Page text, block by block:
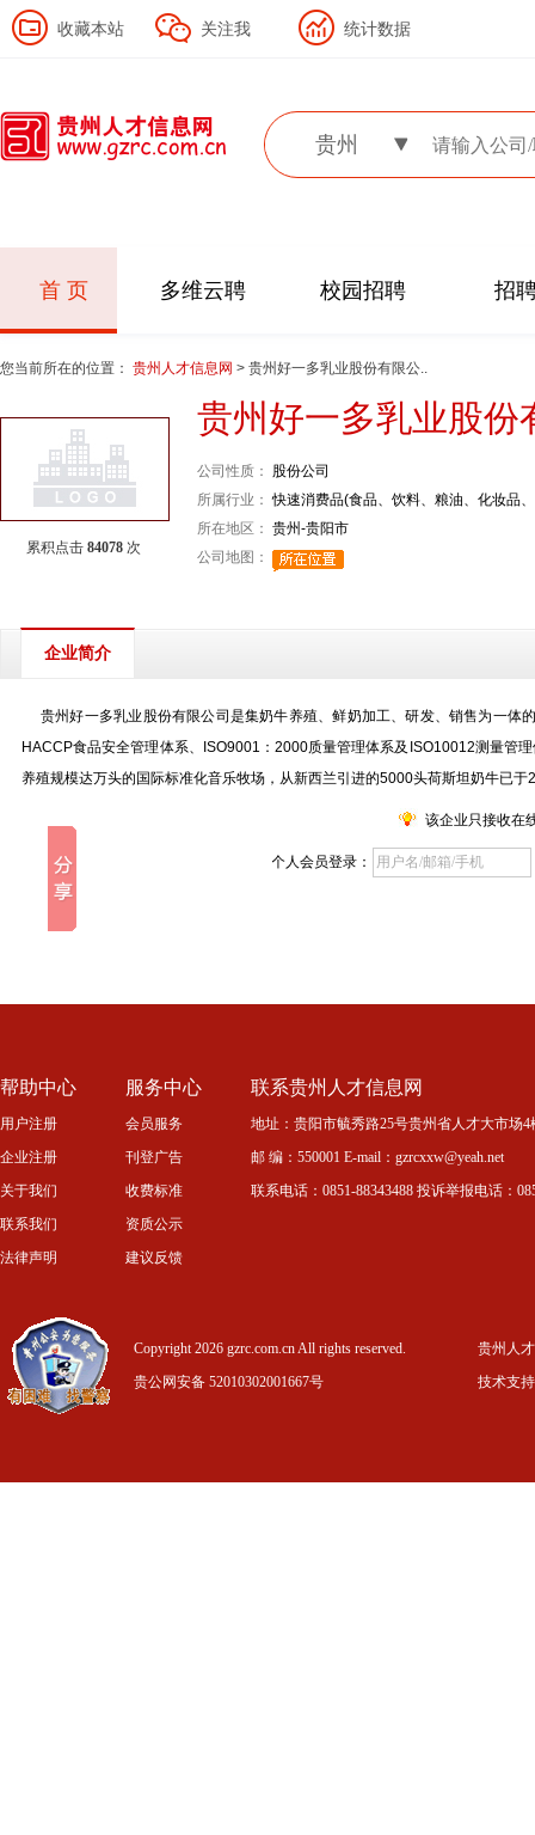
收藏本站 关注我 统计数据
贵州
首 页 多维云聘 校园招聘 招
您当前所在的位置： 贵州人才信息网 > 贵州好一多乳业股份有限公..
累积点击 84078 次
贵州好一多乳业股份
公司性质：
股份公司
所属行业： 快速消费品(食品、饮料、粮油、化妆品
所在地区： 贵州-贵阳市
公司地图：
企业简介
贵州好一多乳业股份有限公司是集奶牛养殖、鲜奶加工、研发、销售为一体
HACCP食品安全管理体系、ISO9001：2000质量管理体系及ISO10012测量管
养殖规模达万头的国际标准化音乐牧场，从新西兰引进的5000头荷斯坦奶牛已
该企业只接收在
个人会员登录：
帮助中心
用户注册
企业注册
关于我们
联系我们
法律声明
服务中心
会员服务
刊登广告
收费标准
资质公示
建议反馈
联系贵州人才信息网
地址：贵阳市毓秀路25号贵州省人才大市场
邮 编：550001 E-mail：gzrcxxw@yeah.net
联系电话：0851-88343488 投诉举报电话：
Copyright 2026 gzrc.com.cn All rights reserved.
贵公网安备 52010302001667号
贵州人
技术支